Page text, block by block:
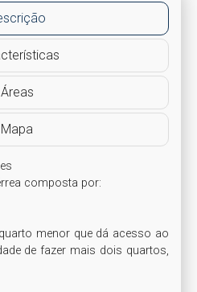
Áreas
Mapa
composta por:
menor que dá acesso ao
de fazer mais dois quartos,